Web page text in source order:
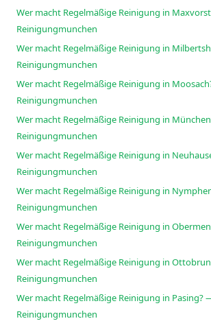
Wer macht Regelmäßige Reinigung in
Reinigungmunchen
Wer macht Regelmäßige Reinigung in
Reinigungmunchen
Wer macht Regelmäßige Reinigung in
Reinigungmunchen
Wer macht Regelmäßige Reinigung in
Reinigungmunchen
Wer macht Regelmäßige Reinigung in
Reinigungmunchen
Wer macht Regelmäßige Reinigung in
Reinigungmunchen
Wer macht Regelmäßige Reinigung in
Reinigungmunchen
Wer macht Regelmäßige Reinigung in
Reinigungmunchen
Wer macht Regelmäßige Reinigung in Pasing?
Reinigungmunchen